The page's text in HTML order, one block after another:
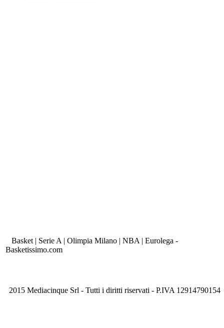
Basket | Serie A | Olimpia Milano | NBA | Eurolega -
Basketissimo.com
2015 Mediacinque Srl - Tutti i diritti riservati - P.IVA 12914790154